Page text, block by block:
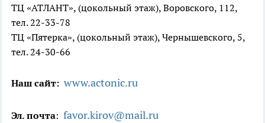
ТЦ «АТЛАНТ», (цокольный этаж), Воровского, 112,
тел. 22-33-78
ТЦ «Пятерка», (цокольный этаж), Чернышевского, 5,
тел. 24-30-66
Наш сайт: www.actonic.ru
Эл. почта: favor.kirov@mail.ru